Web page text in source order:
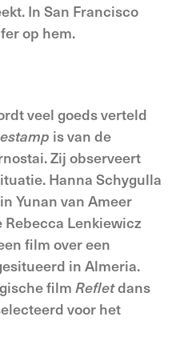
In San Francisco
op hem.
veel goeds verteld
is van de
Zij observeert
Hanna Schygulla
Yunan van Ameer
Rebecca Lenkiewicz
film over een
in Almeria.
film Refletdans
voor het